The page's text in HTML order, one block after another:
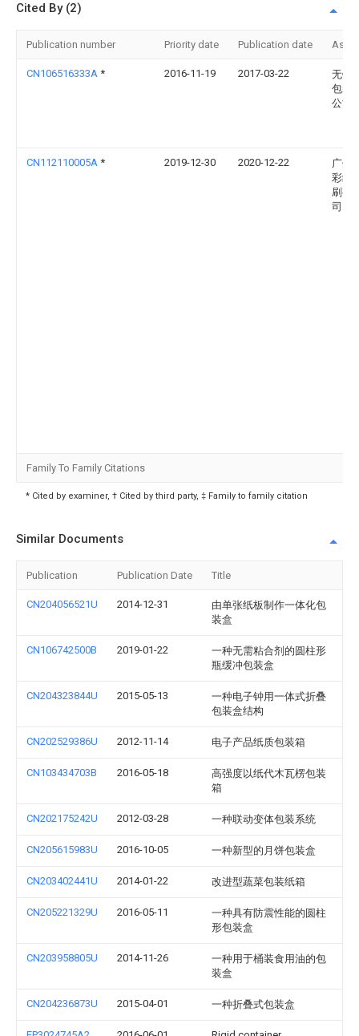
Cited By (2)
Publication number Priority date Publication date
CN106516333A * 2016-11-19 2017-03-22
无锡
包装
公司
CN112110005A * 2019-12-30 2020-12-22
广州
彩纸
刷有
司
Family To Family Citations
* Cited by examiner, † Cited by third party, ‡ Family to family citation
Similar Documents
Publication Publication Date Title
CN204056521U 2014-12-31
由单张纸板制作一体化包
装盒
CN106742500B 2019-01-22
一种无需粘合剂的圆柱形
瓶缓冲包装盒
CN204323844U 2015-05-13
一种电子钟用一体式折叠
包装盒结构
CN202529386U 2012-11-14 电子产品纸质包装箱
CN103434703B 2016-05-18
高强度以纸代木瓦楞包装
箱
CN202175242U 2012-03-28 一种联动变体包装系统
CN205615983U 2016-10-05 一种新型的月饼包装盒
CN203402441U 2014-01-22 改进型蔬菜包装纸箱
CN205221329U 2016-05-11
一种具有防震性能的圆柱
形包装盒
CN203958805U 2014-11-26
一种用于桶装食用油的包
装盒
CN204236873U 2015-04-01 一种折叠式包装盒